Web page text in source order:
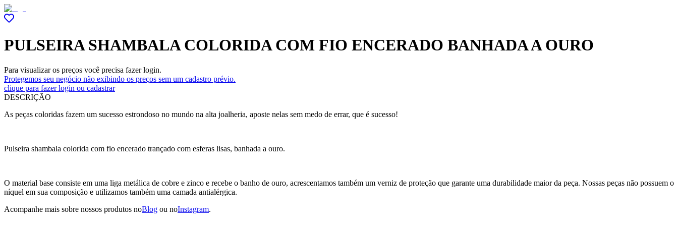
PULSEIRA SHAMBALA COLORIDA COM FIO ENCERADO BANHADA A OURO
Para visualizar os preços você precisa fazer login.
Protegemos seu negócio não exibindo os preços sem um cadastro prévio.
clique para fazer login ou cadastrar
DESCRIÇÃO
As peças coloridas fazem um sucesso estrondoso no mundo na alta joalheria, aposte nelas sem medo de errar, que é sucesso!
Pulseira shambala colorida com fio encerado trançado com esferas lisas, banhada a ouro.
O material base consiste em uma liga metálica de cobre e zinco e recebe o banho de ouro, acrescentamos também um verniz de proteção que garante uma durabilidade maior da peça. Nossas peças não possuem o
níquel em sua composição e utilizamos também uma camada antialérgica.
Acompanhe mais sobre nossos produtos noBlog ou noInstagram.